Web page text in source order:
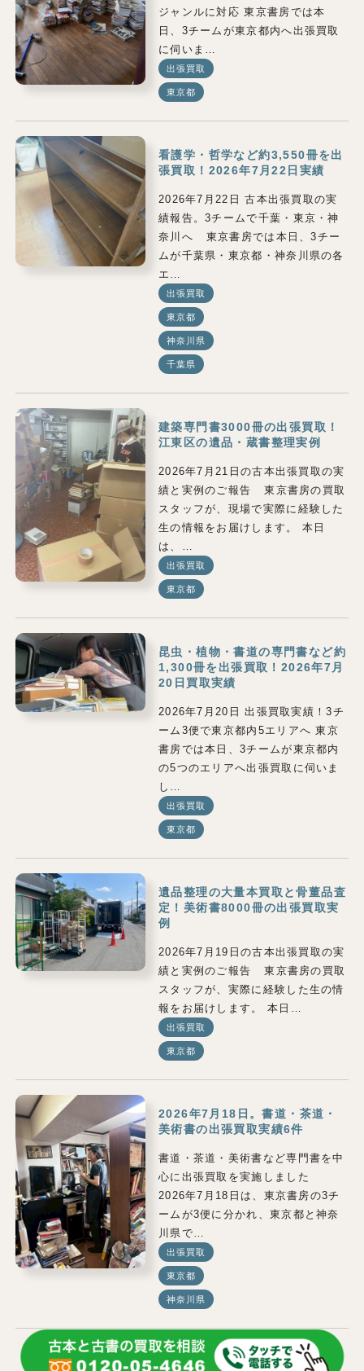
ジャンルに対応 東京書房では本
日、3チームが東京都内へ出張買取
に伺いま…
出張買取
東京都
看護学・哲学など約3,550冊を出
張買取！2026年7月22日実績
2026年7月22日 古本出張買取の実
績報告。3チームで千葉・東京・神
奈川へ 東京書房では本日、3チー
ムが千葉県・東京都・神奈川県の各
エ…
出張買取
東京都
神奈川県
千葉県
建築専門書3000冊の出張買取！
江東区の遺品・蔵書整理実例
2026年7月21日の古本出張買取の実
績と実例のご報告 東京書房の買取
スタッフが、現場で実際に経験した
生の情報をお届けします。 本日
は、…
出張買取
東京都
昆虫・植物・書道の専門書など約
1,300冊を出張買取！2026年7月
20日買取実績
2026年7月20日 出張買取実績！3チ
ーム3便で東京都内5エリアへ 東京
書房では本日、3チームが東京都内
の5つのエリアへ出張買取に伺いま
し…
出張買取
東京都
遺品整理の大量本買取と骨董品査
定！美術書8000冊の出張買取実
例
2026年7月19日の古本出張買取の実
績と実例のご報告 東京書房の買取
スタッフが、実際に経験した生の情
報をお届けします。 本日…
出張買取
東京都
2026年7月18日。書道・茶道・
美術書の出張買取実績6件
書道・茶道・美術書など専門書を中
心に出張買取を実施しました
2026年7月18日は、東京書房の3チ
ームが3便に分かれ、東京都と神奈
川県で…
出張買取
東京都
神奈川県